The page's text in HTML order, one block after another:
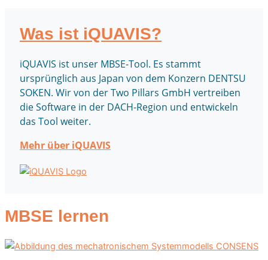
Was ist iQUAVIS?
iQUAVIS ist unser MBSE-Tool. Es stammt
ursprünglich aus Japan von dem Konzern DENTSU
SOKEN. Wir von der Two Pillars GmbH vertreiben
die Software in der DACH-Region und entwickeln
das Tool weiter.
Mehr über iQUAVIS
MBSE lernen